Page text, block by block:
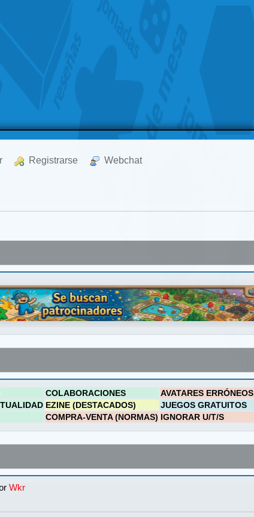
Registrarse Webchat
COLABORACIONES AVATARES ERRÓNEOS
EZINE (DESTACADOS) JUEGOS GRATUITOS
COMPRA-VENTA (NORMAS) IGNORAR U/T/S
Wkr